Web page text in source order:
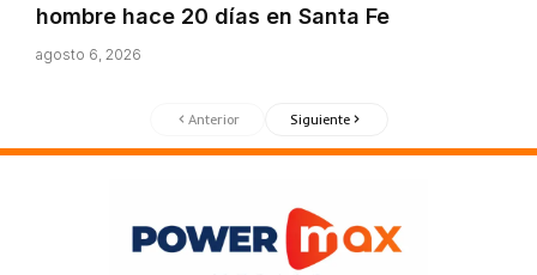
hombre hace 20 días en Santa Fe
agosto 6, 2026
Anterior Siguiente